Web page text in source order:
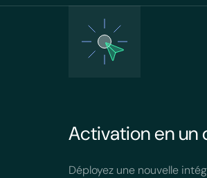
Activation en un
Déployez une nouvelle